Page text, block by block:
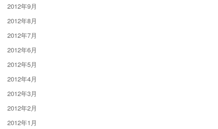
2012年9月
2012年8月
2012年7月
2012年6月
2012年5月
2012年4月
2012年3月
2012年2月
2012年1月